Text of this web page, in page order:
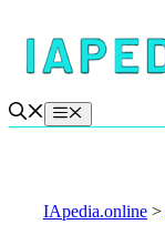
contenido
Menú
IApedia.online >